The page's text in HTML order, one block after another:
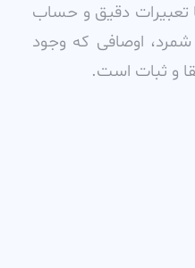
تعبيرات دقيق و حساب
اوصافى که وجود
و ثبات است.